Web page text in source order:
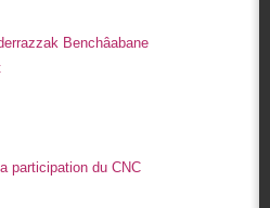
Benchâabane
participation du CNC